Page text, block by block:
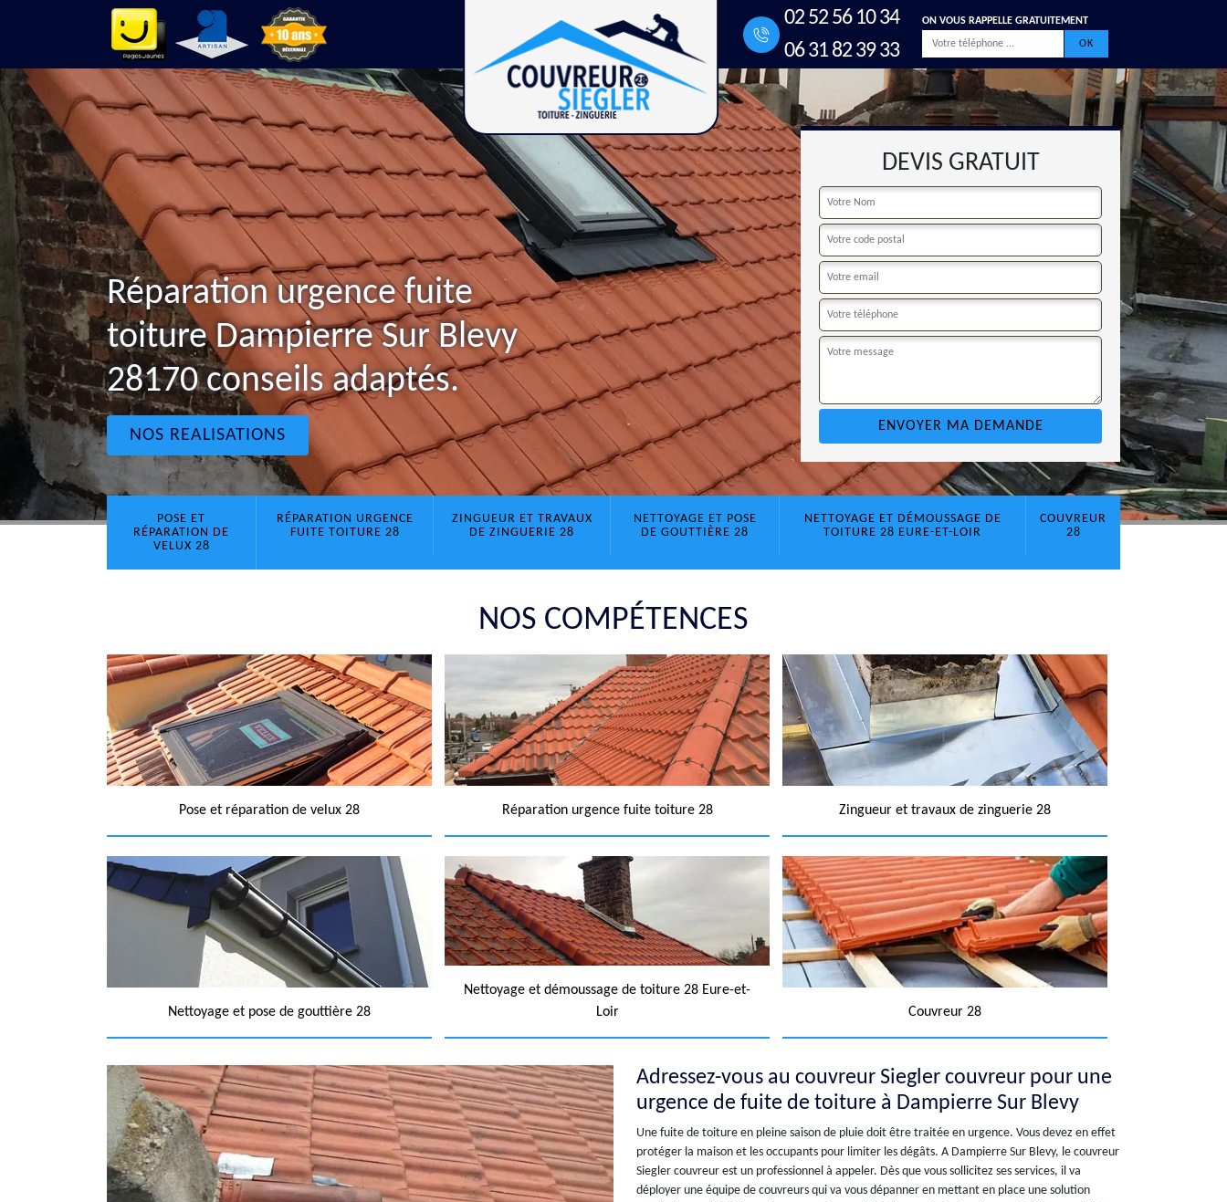
02 52 56 10 34
06 31 82 39 33
ON VOUS RAPPELLE GRATUITEMENT
Réparation urgence fuite
toiture Dampierre Sur Blevy
28170 conseils adaptés.
NOS REALISATIONS
DEVIS GRATUIT
POSE ET
RÉPARATION DE
VELUX 28
RÉPARATION URGENCE
FUITE TOITURE 28
ZINGUEUR ET TRAVAUX
DE ZINGUERIE 28
NETTOYAGE ET POSE
DE GOUTTIÈRE 28
NETTOYAGE ET DÉMOUSSAGE DE
TOITURE 28 EURE-ET-LOIR
COUVREUR
28
NOS COMPÉTENCES
Pose et réparation de velux 28 Réparation urgence fuite toiture 28 Zingueur et travaux de zinguerie 28
Nettoyage et pose de gouttière 28
Nettoyage et démoussage de toiture 28 Eure-et-
Loir
Couvreur 28
Adressez-vous au couvreur Siegler couvreur pour une
urgence de fuite de toiture à Dampierre Sur Blevy
Une fuite de toiture en pleine saison de pluie doit être traitée en urgence. Vous devez en effet
protéger la maison et les occupants pour limiter les dégâts. A Dampierre Sur Blevy, le couvreur
Siegler couvreur est un professionnel à appeler. Dès que vous sollicitez ses services, il va
déployer une équipe de couvreurs qui va vous dépanner en mettant en place une solution